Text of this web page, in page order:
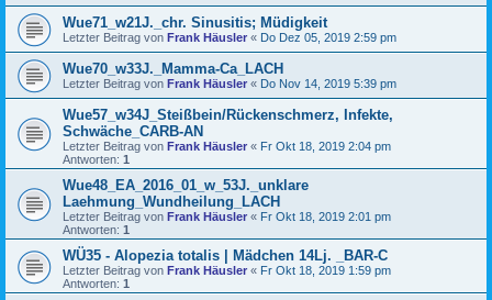
Wue71_w21J._chr. Sinusitis; Müdigkeit
Letzter Beitrag von Frank Häusler « Do Dez 05, 2019 2:59 pm
Wue70_w33J._Mamma-Ca_LACH
Letzter Beitrag von Frank Häusler « Do Nov 14, 2019 5:39 pm
Wue57_w34J_Steißbein/Rückenschmerz, Infekte,
Schwäche_CARB-AN
Letzter Beitrag von Frank Häusler « Fr Okt 18, 2019 2:04 pm
Antworten: 1
Wue48_EA_2016_01_w_53J._unklare
Laehmung_Wundheilung_LACH
Letzter Beitrag von Frank Häusler « Fr Okt 18, 2019 2:01 pm
Antworten: 1
WÜ35 - Alopezia totalis | Mädchen 14Lj. _BAR-C
Letzter Beitrag von Frank Häusler « Fr Okt 18, 2019 1:59 pm
Antworten: 1